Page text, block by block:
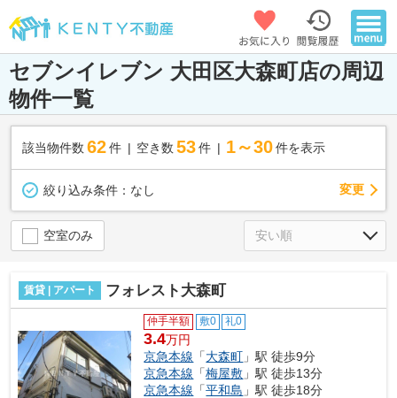
セブンイレブン 大田区大森町店の周辺
物件一覧
該当物件数 62件 空き数 53 件 1～30 件を表示
絞り込み条件： なし 変更
空室のみ
賃貸 | アパート フォレスト大森町
仲手半額 敷0 礼0
3.4万円
京急本線 「大森町 」駅 徒歩9分
京急本線 「梅屋敷 」駅 徒歩13分
京急本線 「平和島 」駅 徒歩18分